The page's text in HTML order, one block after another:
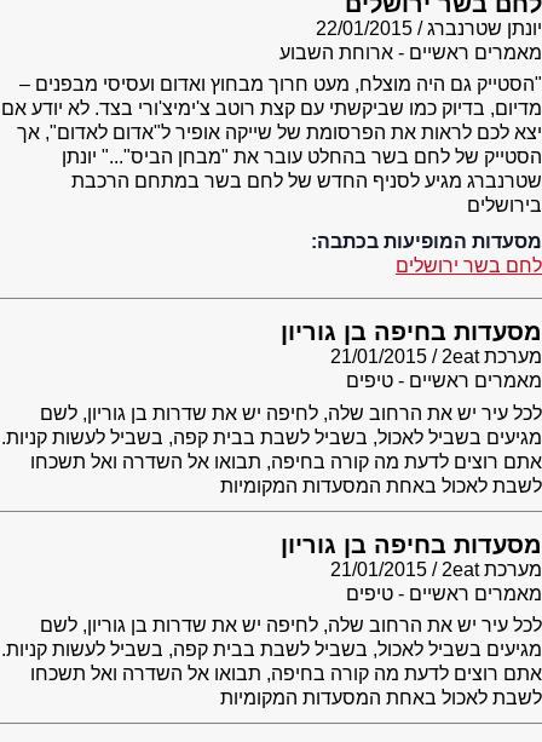
יונתן שטרנברג
22/01/2015
מאמרים ראשיים - ארוחת השבוע
"הסטייק גם היה מוצלח, מעט חרוך מבחוץ ואדום ועסיסי מבפנים –
מדיום, בדיוק כמו שביקשתי עם קצת רוטב צ'ימיצ'ורי בצד. לא יודע אם
יצא לכם לראות את הפרסומת של שייקה אופיר ל"אדום לאדום", אך
הסטייק של לחם בשר בהחלט עובר את "מבחן הביס"..." יונתן
שטרנברג מגיע לסניף החדש של לחם בשר במתחם הרכבת
בירושלים
מסעדות המופיעות בכתבה:
לחם בשר ירושלים
מסעדות בחיפה בן גוריון
מערכת 2eat
21/01/2015
מאמרים ראשיים - טיפים
לכל עיר יש את הרחוב שלה, לחיפה יש את שדרות בן גוריון, לשם
מגיעים בשביל לאכול, בשביל לשבת בבית קפה, בשביל לעשות קניות.
אתם רוצים לדעת מה קורה בחיפה, תבואו אל השדרה ואל תשכחו
לשבת לאכול באחת המסעדות המקומיות
מסעדות בחיפה בן גוריון
מערכת 2eat
21/01/2015
מאמרים ראשיים - טיפים
לכל עיר יש את הרחוב שלה, לחיפה יש את שדרות בן גוריון, לשם
מגיעים בשביל לאכול, בשביל לשבת בבית קפה, בשביל לעשות קניות.
אתם רוצים לדעת מה קורה בחיפה, תבואו אל השדרה ואל תשכחו
לשבת לאכול באחת המסעדות המקומיות